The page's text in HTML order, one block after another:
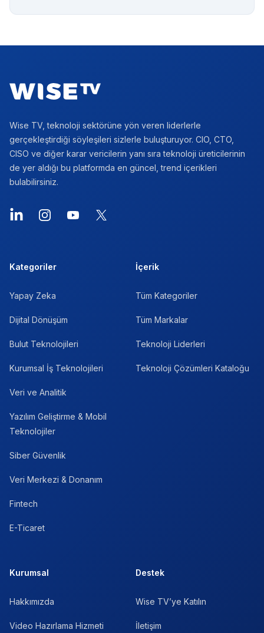
Wise TV, teknoloji sektörüne yön veren liderlerle
gerçekleştirdiği söyleşileri sizlerle buluşturuyor. CIO, CTO,
CISO ve diğer karar vericilerin yanı sıra teknoloji üreticilerinin
de yer aldığı bu platformda en güncel, trend içerikleri
bulabilirsiniz.
LinkedInInstagramYouTube
X
Kategoriler
Yapay Zeka
Dijital Dönüşüm
Bulut Teknolojileri
Kurumsal İş Teknolojileri
Veri ve Analitik
Yazılım Geliştirme & Mobil
Teknolojiler
Siber Güvenlik
Veri Merkezi & Donanım
Fintech
E-Ticaret
İçerik
Tüm Kategoriler
Tüm Markalar
Teknoloji Liderleri
Teknoloji Çözümleri Kataloğu
Kurumsal
Hakkımızda
Video Hazırlama Hizmeti
Destek
Wise TV’ye Katılın
İletişim